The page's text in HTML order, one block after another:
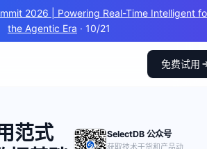
2026 | Powering Real-Time Intelligent
the Agentic Era · 10/21
免费试用
范式
SelectDB 公众号
获取技术干货和产品动